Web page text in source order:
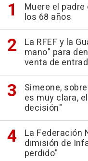
Muere el
los 68 años
La RFEF y la
mano" para
venta de
Simeone,
es muy clara,
decisión"
La Federación
dimisión de
perdido"